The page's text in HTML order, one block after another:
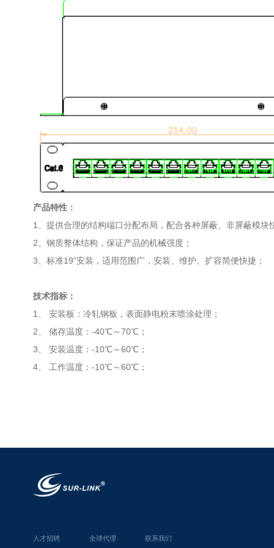
产品特性：
1、提供合理的结构端口分配布局，配合各种屏蔽、非屏蔽模块
2、钢质整体结构，保证产品的机械强度；
3、标准19”安装，适用范围广，安装、维护、扩容简便快捷；
技术指标：
1、 安装板：冷轧钢板，表面静电粉末喷涂处理；
2、 储存温度：-40℃～70℃；
3、 安装温度：-10℃～60℃；
4、 工作温度：-10℃～60℃；
人才招聘 全球代理 联系我们